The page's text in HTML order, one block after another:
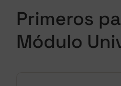
Primeros
Módulo